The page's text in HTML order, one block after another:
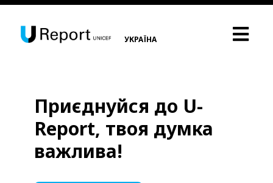
УКРАЇНА
Приєднуйся до U-
Report, твоя думка
важлива!